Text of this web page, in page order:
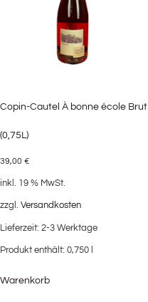
Copin-Cautel À bonne école Brut
(0,75L)
39,00 €
inkl. 19 % MwSt.
zzgl. Versandkosten
Lieferzeit: 2-3 Werktage
Produkt enthält: 0,750
Warenkorb